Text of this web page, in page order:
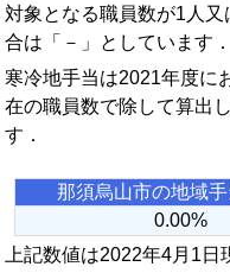
対象となる職員数が1人
合は「－」としています．
寒冷地手当は2021年度に
在の職員数で除して算出
す．
那須烏山市の地域
0.00%
上記数値は2022年4月1日